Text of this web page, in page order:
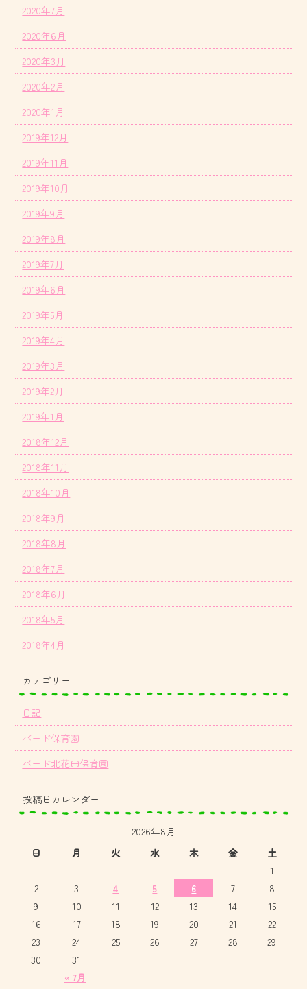
2020年7月
2020年6月
2020年3月
2020年2月
2020年1月
2019年12月
2019年11月
2019年10月
2019年9月
2019年8月
2019年7月
2019年6月
2019年5月
2019年4月
2019年3月
2019年2月
2019年1月
2018年12月
2018年11月
2018年10月
2018年9月
2018年8月
2018年7月
2018年6月
2018年5月
2018年4月
カテゴリー
日記
バード保育園
バード北花田保育園
投稿日カレンダー
2026年8月
日
月 火 水 木 金 土
« 7月
1
2
3 4 5 6 7
8
9
10 11 12 13 14
15
16
17 18 19 20 21
22
23
24 25 26 27 28
29
30
31